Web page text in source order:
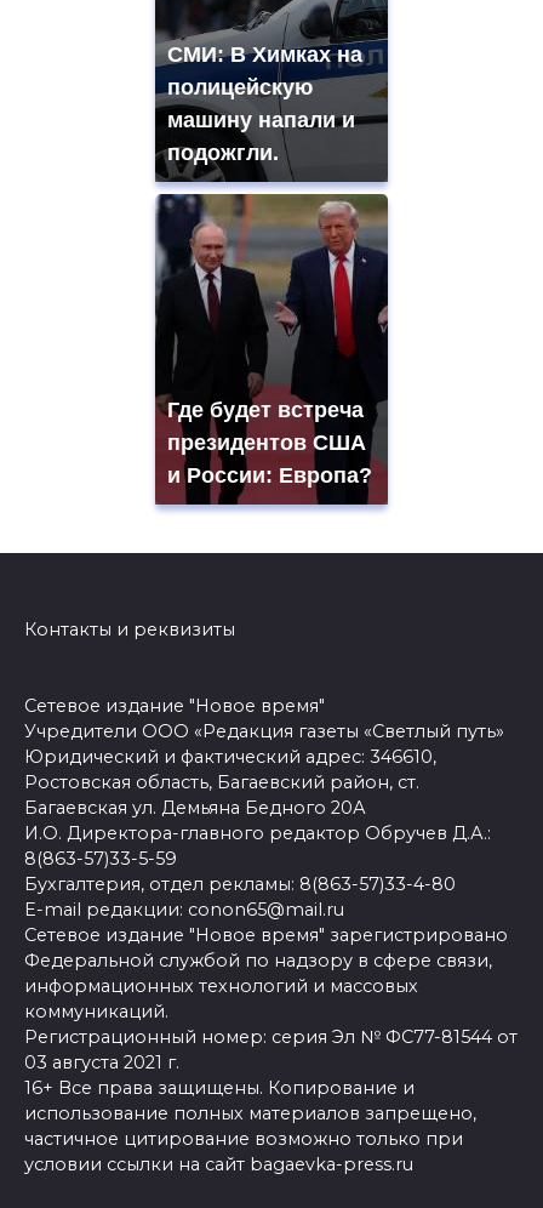
СМИ: В Химках на
полицейскую
машину напали и
подожгли.
Где будет встреча
президентов США
и России: Европа?
Контакты и реквизиты
Сетевое издание "Новое время"
Учредители ООО «Редакция газеты «Светлый путь»
Юридический и фактический адрес: 346610,
Ростовская область, Багаевский район, ст.
Багаевская ул. Демьяна Бедного 20А
И.О. Директора-главного редактор Обручев Д.А.:
8(863-57)33-5-59
Бухгалтерия, отдел рекламы: 8(863-57)33-4-80
E-mail редакции: conon65@mail.ru
Сетевое издание "Новое время" зарегистрировано
Федеральной службой по надзору в сфере связи,
информационных технологий и массовых
коммуникаций.
Регистрационный номер: серия Эл № ФС77-81544 от
03 августа 2021 г.
16+ Все права защищены. Копирование и
использование полных материалов запрещено,
частичное цитирование возможно только при
условии ссылки на сайт bagaevka-press.ru